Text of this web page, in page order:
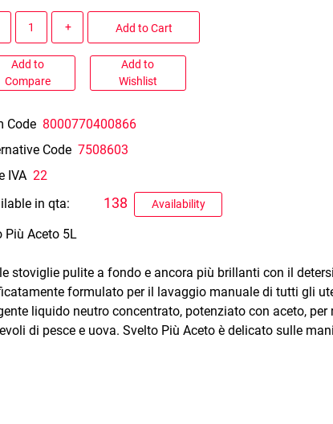
Add to Cart
Add to
Compare
Add to
Wishlist
Code 8000770400866
Code 7508603
IVA 22
in qta:
Availability
138
Più Aceto 5L
stoviglie pulite a fondo e ancora più brillanti con il
formulato per il lavaggio manuale di tutti gli
liquido neutro concentrato, potenziato con aceto,
di pesce e uova. Svelto Più Aceto è delicato sulle